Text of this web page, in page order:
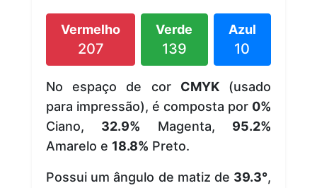
Vermelho
207
Verde
139
Azul
10
No espaço de cor CMYK(usado
para impressão), é composta por 0%
Ciano, 32.9% Magenta, 95.2%
Amarelo e 18.8% Preto.
Possui um ângulo de matiz de 39.3°,